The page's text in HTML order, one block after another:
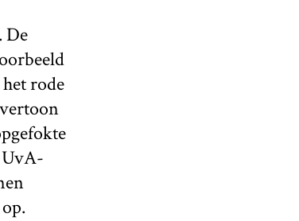
De
rode
UvA-